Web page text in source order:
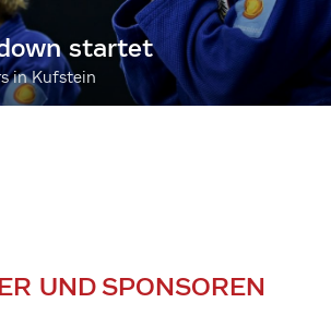
startet
in Kufstein
UND SPONSOREN